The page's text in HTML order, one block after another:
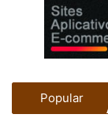
Popular